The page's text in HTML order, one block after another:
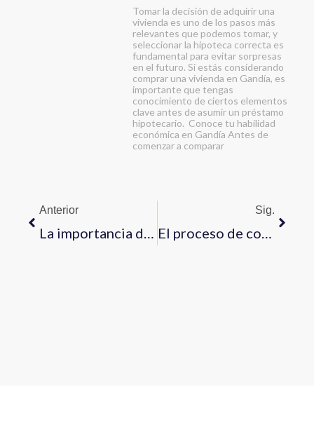
Tomar la decisión de adquirir una
vivienda es uno de los pasos más
relevantes que podemos tomar, y
seleccionar la hipoteca correcta es
fundamental para evitar sorpresas
en el futuro. Si estás considerando
comprar una vivienda en Gandía, es
importante que tengas
conocimiento de ciertos elementos
clave antes de asumir un préstamo
hipotecario. Conoce tu habilidad
económica en Gandía Antes de
comenzar a comparar
Anterior
La importancia de la ubicación en el valor de una propiedad
Sig.
El proceso de compra de una vivienda paso a paso